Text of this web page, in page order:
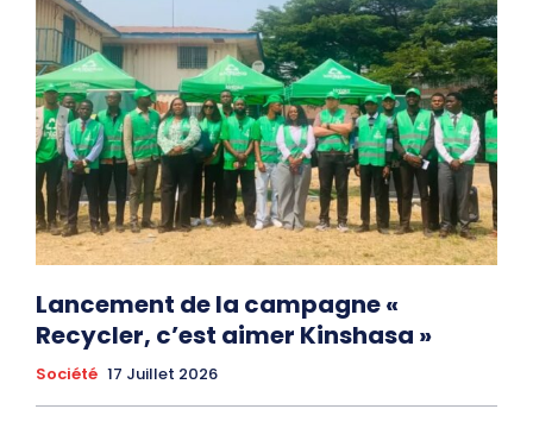
Lancement de la campagne «
Recycler, c’est aimer Kinshasa »
Société 17 Juillet 2026